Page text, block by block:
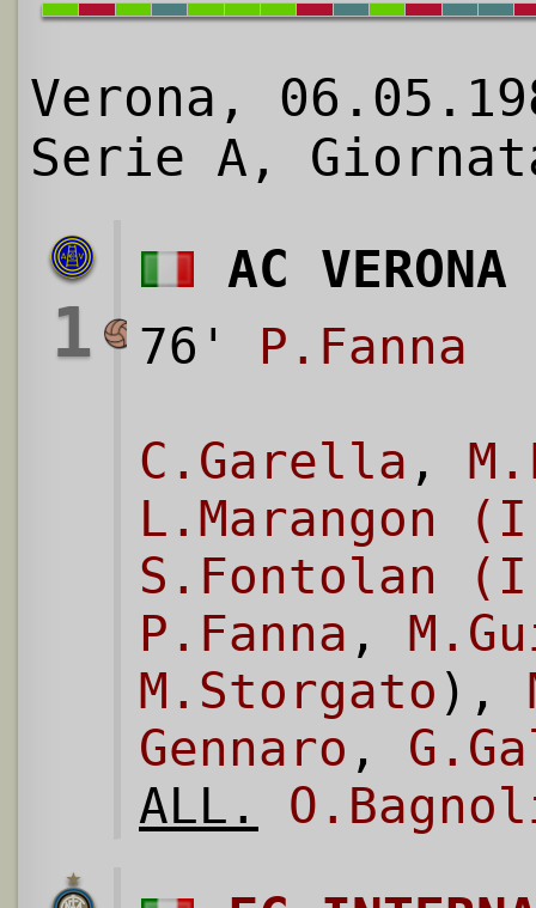
Verona,
Serie A,
1
AC
76' P.Fanna
C.Garella ,
L.Marangon
S.Fontolan
P.Fanna ,
M.Storgato ),
Gennaro ,
ALL.